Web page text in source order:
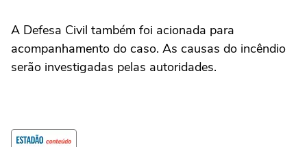
A Defesa Civil também foi acionada para
acompanhamento do caso. As causas do incêndio
serão investigadas pelas autoridades.